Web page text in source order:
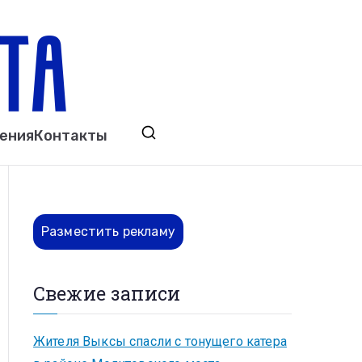
Выкса. Муром. Кулебаки. Навашино,
Контакты
Разместить рекламу
Свежие записи
Жителя Выксы спасли с тонущего катера